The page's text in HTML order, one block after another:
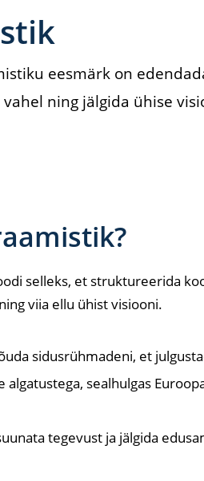
eesmärk on
ning jälgida ühise
selleks, et struktureerida
viia ellu ühist visiooni.
sidusrühmadeni, et
sealhulgas
tegevust ja jälgida